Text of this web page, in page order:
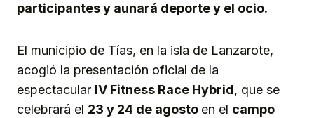
participantes y aunará deporte y el ocio.
El municipio de Tías, en la isla de Lanzarote,
acogió la presentación oficial de la
espectacular IV Fitness Race Hybrid, que se
celebrará el 23 y 24 de agosto en el campo